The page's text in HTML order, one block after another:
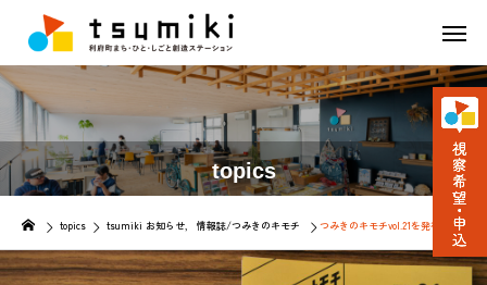
topics
topics tsumiki お知らせ 情報誌/つみきのキモチ つみきのキモチvol.21を発行しまし